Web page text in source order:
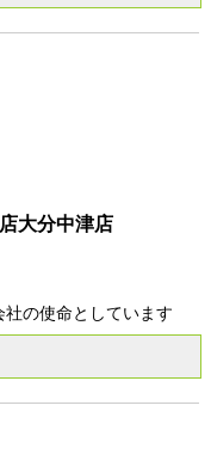
大分中津店
の使命としています